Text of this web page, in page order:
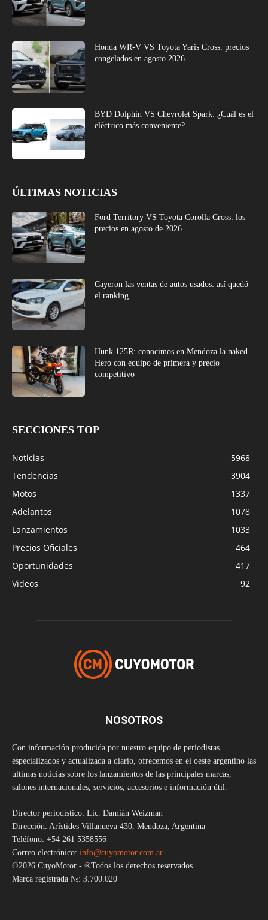
Honda WR-V VS Toyota Yaris Cross: precios
congelados en agosto 2026
BYD Dolphin VS Chevrolet Spark: ¿Cuál es el
eléctrico más conveniente?
ÚLTIMAS NOTICIAS
Ford Territory VS Toyota Corolla Cross: los
precios en agosto de 2026
Cayeron las ventas de autos usados: así quedó
el ranking
Hunk 125R: conocimos en Mendoza la naked
Hero con equipo de primera y precio
competitivo
SECCIONES TOP
Noticias
5968
Tendencias
3904
Motos
1337
Adelantos
1078
Lanzamientos
1033
Precios Oficiales
464
Oportunidades
417
Videos
92
NOSOTROS
Con información producida por nuestro equipo de periodistas
especializados y actualizada a diario, ofrecemos en el oeste argentino las
últimas noticias sobre los lanzamientos de las principales marcas,
salones internacionales, servicios, accesorios e información útil.
Director periodístico: Lic. Damián Weizman
Dirección: Arístides Villanueva 430, Mendoza, Argentina
Teléfono: +54 261 5358556
Correo electrónico: info@cuyomotor.com.ar
©2026 CuyoMotor - ®Todos los derechos reservados
Marca registrada №: 3.700.020